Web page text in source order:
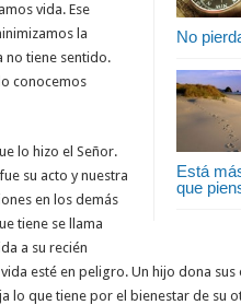
No
Está
que
vida. Ese
la
no tiene sentido.
conocemos
lo hizo el Señor.
su acto y nuestra
en los demás
tiene se llama
a su recién
esté en peligro. Un hijo dona
lo que tiene por el bienestar de su